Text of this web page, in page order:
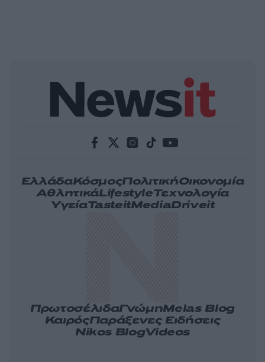
ΕλλάδαΚόσμοςΠολιτικήΟικονομία
ΑθλητικάLifestyleΤεχνολογία
ΥγείαTasteitMediaDriveit
ΠρωτοσέλιδαΓνώμηMelas Blog
ΚαιρόςΠαράξενες Ειδήσεις
Nikos BlogVideos